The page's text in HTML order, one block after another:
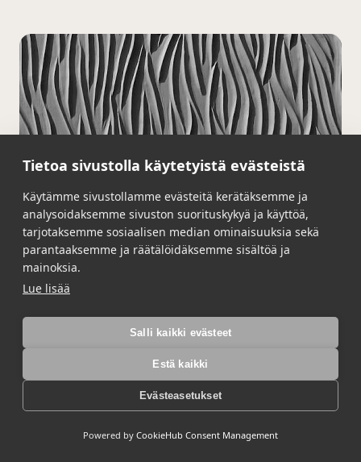
Tietoa sivustolla käytetyistä evästeistä
Käytämme sivustollamme evästeitä kerätäksemme ja
analysoidaksemme sivuston suorituskykyä ja käyttöä,
tarjotaksemme sosiaalisen median ominaisuuksia sekä
parantaaksemme ja räätälöidäksemme sisältöä ja
mainoksia.
Lue lisää
Salli kaikki evästeet
Estä kaikki
Evästeasetukset
Powered by CookieHub Consent Management
2/186 Dalarna
Lue lisää →